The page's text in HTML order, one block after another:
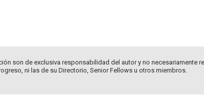
son de exclusiva responsabilidad del autor y no necesariamente
ni las de su Directorio, Senior Fellows u otros miembros.